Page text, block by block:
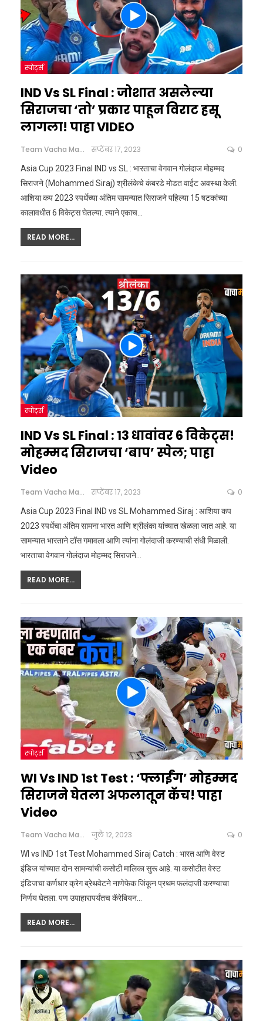
स्पोर्ट्स
IND Vs SL Final : जोशात असलेल्या
सिराजचा ‘तो’ प्रकार पाहून विराट हसू
लागला! पाहा VIDEO
Team Vacha Marathi सप्टेंबर 17, 2023 0
Asia Cup 2023 Final IND vs SL : भारताचा वेगवान गोलंदाज मोहम्मद
सिराजने (Mohammed Siraj) श्रीलंकेचे कंबरडे मोडत वाईट अवस्था केली.
आशिया कप 2023 स्पर्धेच्या अंतिम सामन्यात सिराजने पहिल्या 15 षटकांच्या
कालावधीत 6 विकेट्स घेतल्या. त्याने एकाच
READ MORE...
स्पोर्ट्स
IND Vs SL Final : 13 धावांवर 6 विकेट्स!
मोहम्मद सिराजचा ‘बाप’ स्पेल; पाहा
Video
Team Vacha Marathi सप्टेंबर 17, 2023 0
Asia Cup 2023 Final IND vs SL Mohammed Siraj : आशिया कप
2023 स्पर्धेचा अंतिम सामना भारत आणि श्रीलंका यांच्यात खेळला जात आहे. या
सामन्यात भारताने टॉस गमावला आणि त्यांना गोलंदाजी करण्याची संधी मिळाली.
भारताचा वेगवान गोलंदाज मोहम्मद सिराजने
READ MORE...
स्पोर्ट्स
WI Vs IND 1st Test : ‘फ्लाईंग’ मोहम्मद
सिराजने घेतला अफलातून कॅच! पाहा
Video
Team Vacha Marathi जुलै 12, 2023 0
WI vs IND 1st Test Mohammed Siraj Catch : भारत आणि वेस्ट
इंडिज यांच्यात दोन सामन्यांची कसोटी मालिका सुरू आहे. या कसोटीत वेस्ट
इंडिजचा कर्णधार क्रेग ब्रेथवेटने नाणेफेक जिंकून प्रथम फलंदाजी करण्याचा
निर्णय घेतला. पण उपाहारापर्यंतच कॅरेबियन…
READ MORE...